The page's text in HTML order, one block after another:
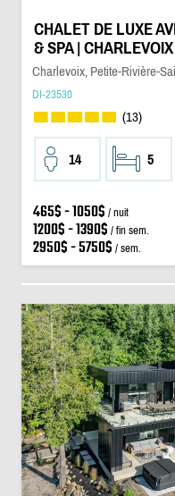
CHALET DE LUXE
& SPA | CHARLEVOIX
Charlevoix, Petite-Rivière-
DI-23530
(13)
14 5
465$ - 1050$ / nuit
1200$ - 1390$ / fin sem.
2950$ - 5750$ / sem.